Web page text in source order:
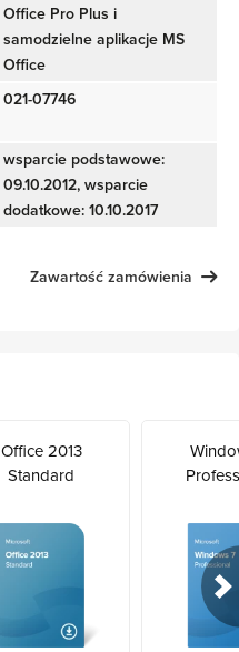
Office Pro Plus i
samodzielne aplikacje MS
Office
021-07746
wsparcie podstawowe:
09.10.2012, wsparcie
dodatkowe: 10.10.2017
Zawartość zamówienia
Office 2013
Standard